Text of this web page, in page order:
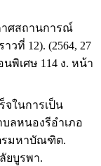
าศสถานการณ์
ที่ 12). (2564, 27
พิเศษ 114 ง. หน้า
จในการเป็น
ลหนองรีอำเภอ
รมหาบัณฑิต.
ยบูรพา.